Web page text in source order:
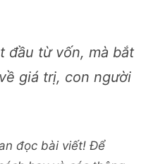
đầu từ vốn, mà bắt
giá trị, con người
đọc bài viết! Để